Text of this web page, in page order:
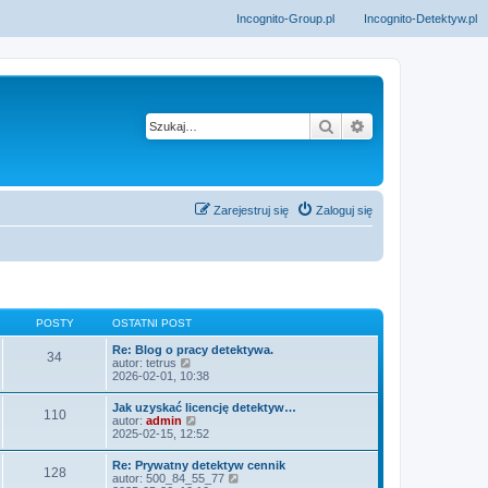
Incognito-Detektyw.pl
Incognito-Group.pl
Szukaj
Zaloguj się
Zarejestruj się
POSTY OSTATNI POST
34
Re: Blog o pracy detektywa.
autor: tetrus
y
i
e
t
l
n
a
2026-02-01, 10:38
110
Jak uzyskać licencję detektyw…
autor: admin
y
w
i
e
2025-02-15, 12:52
128
Re: Prywatny detektyw cennik
autor: 500_84_55_77